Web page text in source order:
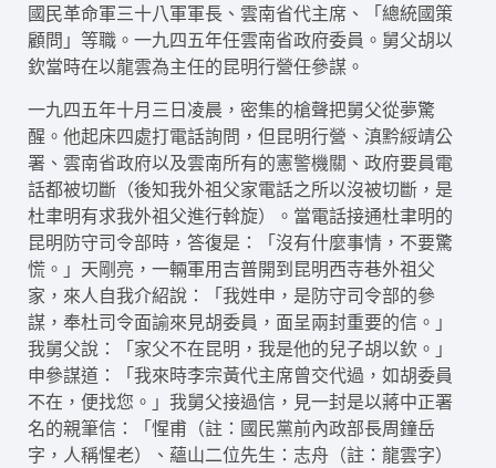
國民革命軍三十八軍軍長、雲南省代主席、「總統國策
顧問」等職。一九四五年任雲南省政府委員。舅父胡以
欽當時在以龍雲為主任的昆明行營任參謀。
一九四五年十月三日凌晨，密集的槍聲把舅父從夢驚
醒。他起床四處打電話詢問，但昆明行營、滇黔綏靖公
署、雲南省政府以及雲南所有的憲警機關、政府要員電
話都被切斷（後知我外祖父家電話之所以沒被切斷，是
杜聿明有求我外祖父進行斡旋）。當電話接通杜聿明的
昆明防守司令部時，答復是：「沒有什麼事情，不要驚
慌。」天剛亮，一輛軍用吉普開到昆明西寺巷外祖父
家，來人自我介紹說：「我姓申，是防守司令部的參
謀，奉杜司令面諭來見胡委員，面呈兩封重要的信。」
我舅父說：「家父不在昆明，我是他的兒子胡以欽。」
申參謀道：「我來時李宗黃代主席曾交代過，如胡委員
不在，便找您。」我舅父接過信，見一封是以蔣中正署
名的親筆信：「惺甫（註：國民黨前內政部長周鐘岳
字，人稱惺老）、蘊山二位先生：志舟（註：龍雲字）